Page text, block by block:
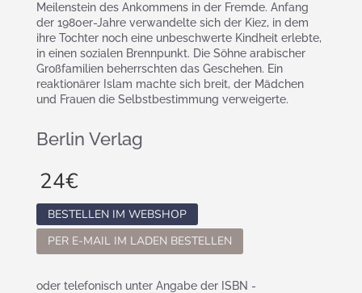
Meilenstein des Ankommens in der Fremde. Anfang
der 1980er-Jahre verwandelte sich der Kiez, in dem
ihre Tochter noch eine unbeschwerte Kindheit erlebte,
in einen sozialen Brennpunkt. Die Söhne arabischer
Großfamilien beherrschten das Geschehen. Ein
reaktionärer Islam machte sich breit, der Mädchen
und Frauen die Selbstbestimmung verweigerte.
Berlin Verlag
24€
BESTELLEN IM WEBSHOP
PER E-MAIL IM LADEN BESTELLEN
oder telefonisch unter Angabe der ISBN -